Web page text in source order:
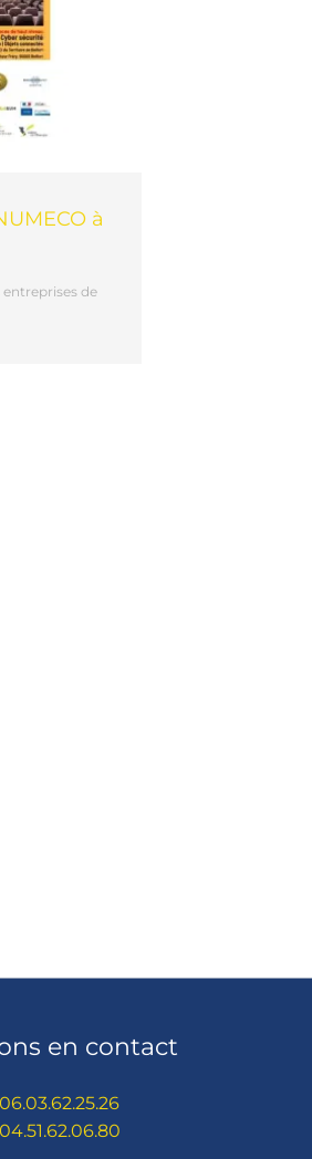
à
de
en contact